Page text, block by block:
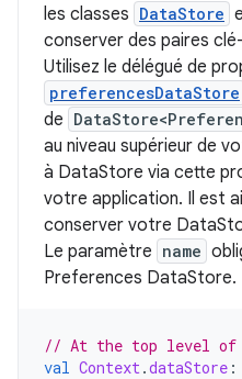
les classes DataStore
conserver des paires
Utilisez le délégué de
preferencesDataStore
de
au niveau supérieur de
à DataStore via cette
votre application. Il est
conserver votre
Le paramètre name
Preferences DataStore.
// At the top level
val Context.dataStore :